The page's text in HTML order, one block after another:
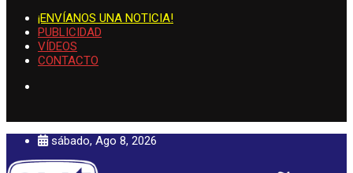
¡ENVÍANOS UNA NOTICIA!
PUBLICIDAD
VÍDEOS
CONTACTO
sábado, Ago 8, 2026